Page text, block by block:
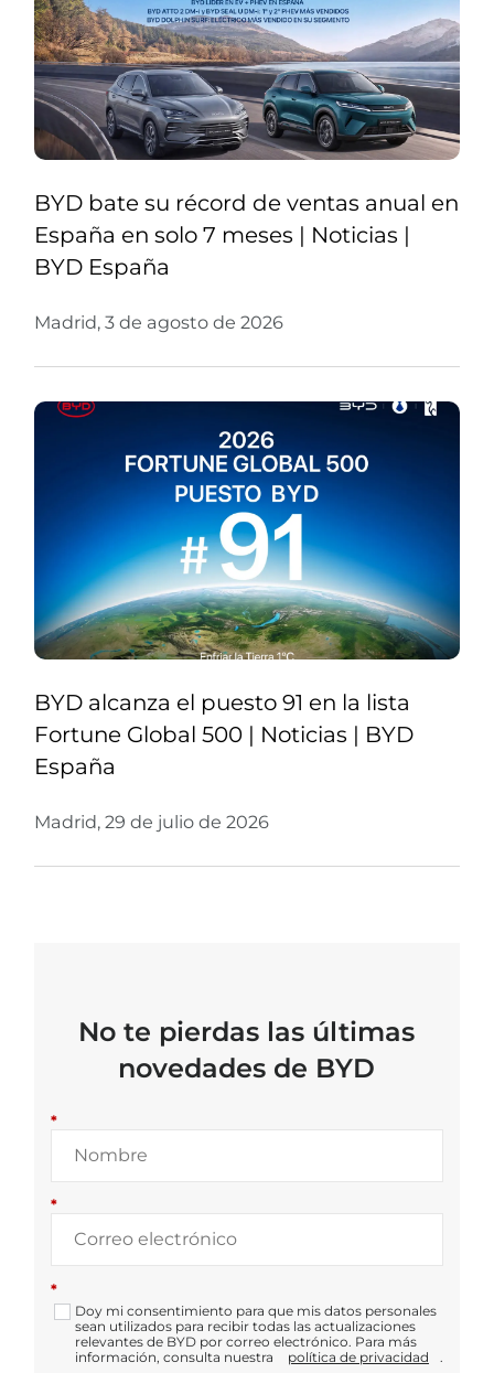
BYD bate su récord de ventas anual en
España en solo 7 meses | Noticias |
BYD España
Madrid, 3 de agosto de 2026
BYD alcanza el puesto 91 en la lista
Fortune Global 500 | Noticias | BYD
España
Madrid, 29 de julio de 2026
No te pierdas las últimas
novedades de BYD
*
*
*
Doy mi consentimiento para que mis datos personales
sean utilizados para recibir todas las actualizaciones
relevantes de BYD por correo electrónico. Para más
información, consulta nuestra
política de privacidad .